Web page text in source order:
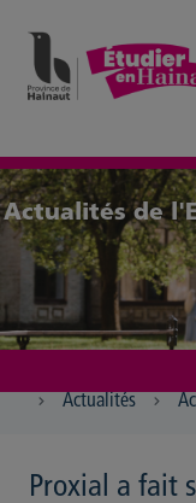
Actualités de
Actualités
Proxial a fait